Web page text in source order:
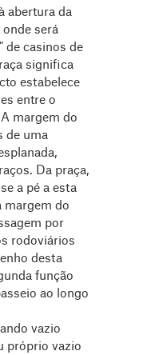
abertura da
onde será
de casinos de
significa
estabelece
entre o
margem do
de uma
Da praça,
a pé a esta
margem do
por
rodoviários
desta
função
ao longo
vazio
próprio vazio